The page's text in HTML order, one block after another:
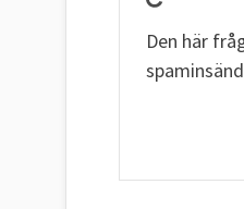
Den här